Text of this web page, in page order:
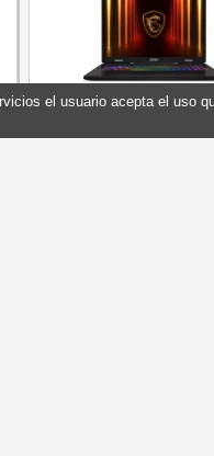
el usuario acepta el uso